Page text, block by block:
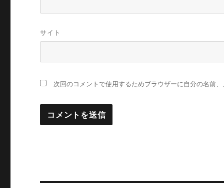
サイト
次回のコメントで使用するためブラウザーに自分の名前